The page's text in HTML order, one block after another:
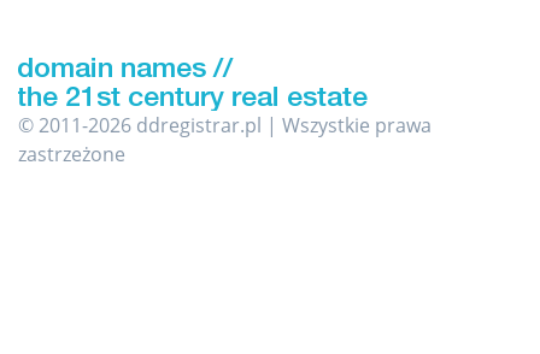
© 2011-2026 ddregistrar.pl | Wszystkie prawa
zastrzeżone